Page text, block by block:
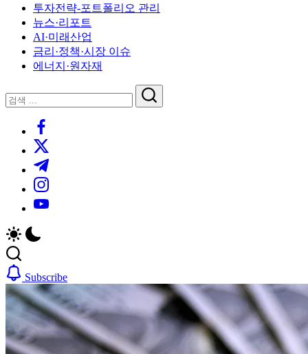
투자전략-포트폴리오 관리
뉴스·리포트
AI·미래산업
금리·정책·시장 이슈
에너지·원자재
닫
기
검
검
https://www.facebook.com/
https://twitter.com/
https://t.me/
https://www.instagram.com/
https://youtube.com/
Subscribe